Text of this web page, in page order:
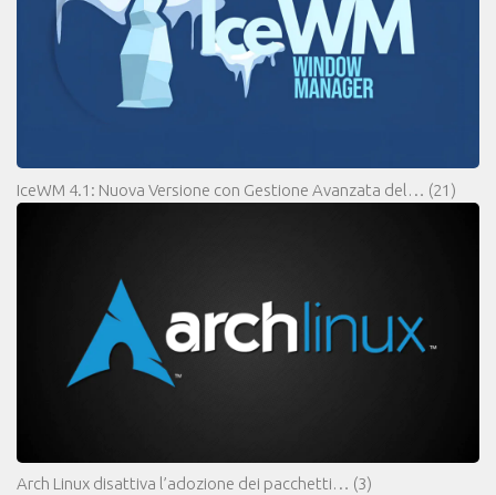
IceWM 4.1: Nuova Versione con Gestione Avanzata del… (21)
Arch Linux disattiva l’adozione dei pacchetti… (3)